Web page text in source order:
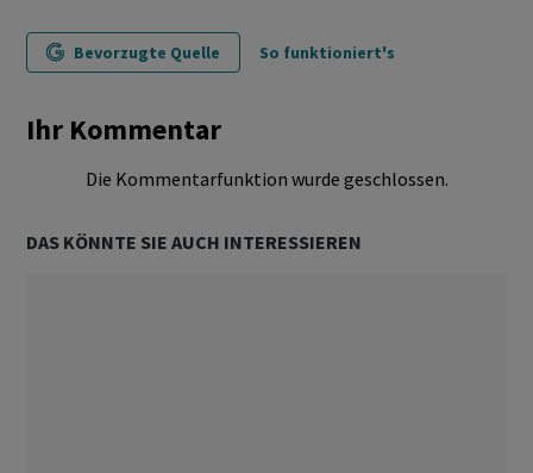
Bevorzugte Quelle So funktioniert's
Ihr Kommentar
Die Kommentarfunktion wurde geschlossen.
DAS KÖNNTE SIE AUCH INTERESSIEREN